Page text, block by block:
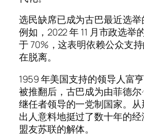
选民缺席已成为古巴最近选举
例如，2022 年 11 月市政选举
于 70%，这表明依赖公众支
在脱离。
1959 年美国支持的领导人富
被推翻后，古巴成为由菲德尔
继任者领导的一党制国家。从
出人意料地挺过了数十年的
盟友苏联的解体。